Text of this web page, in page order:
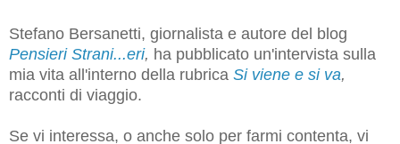
Stefano Bersanetti, giornalista e autore del blog
Pensieri Strani...eri, ha pubblicato un'intervista sulla
mia vita all'interno della rubrica Si viene e si va,
racconti di viaggio.
Se vi interessa, o anche solo per farmi contenta, vi